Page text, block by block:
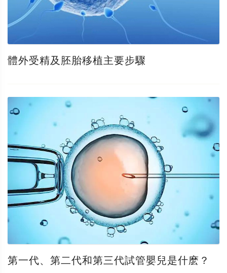
體外受精及胚胎移植主要步驟
第一代、第二代和第三代試管嬰兒是什麽？